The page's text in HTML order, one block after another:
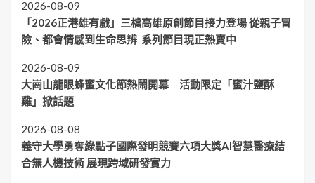
2026-08-09
「2026正港雄有戲」三檔高雄原創節目接力登場 從親子冒
險、都會情感到生命思辨 系列節目現正熱賣中
2026-08-09
大崗山龍眼蜂蜜文化節熱鬧開幕 活動限定「蜜汁鹽酥
雞」掀話題
2026-08-08
義守大學勇奪綠點子國際發明競賽六項大獎AI智慧醫療結
合無人機技術 展現跨域研發實力